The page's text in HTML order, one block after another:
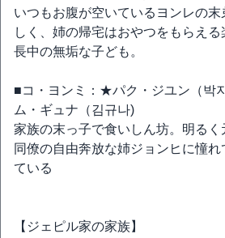
いつもお腹が空いているヨンレの
しく、姉の帰宅はおやつをもらえ
長中の無垢な子ども。
■コ・ヨンミ：★パク・ジユン（
ム・ギュナ（김규나)
家族の末っ子で食いしん坊。明る
同僚の自由奔放な姉ジョンヒに憧
ている
【ジェピル家の家族】